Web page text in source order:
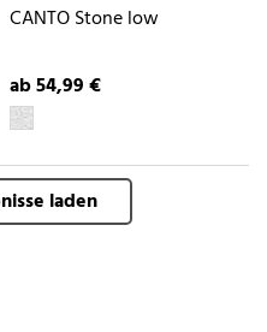
CANTO Stone low
ab 54,99 €
laden